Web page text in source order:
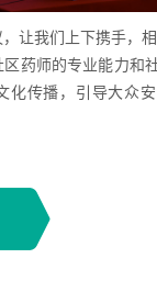
让我们上下携手，
药师的专业能力和
化传播，引导大众